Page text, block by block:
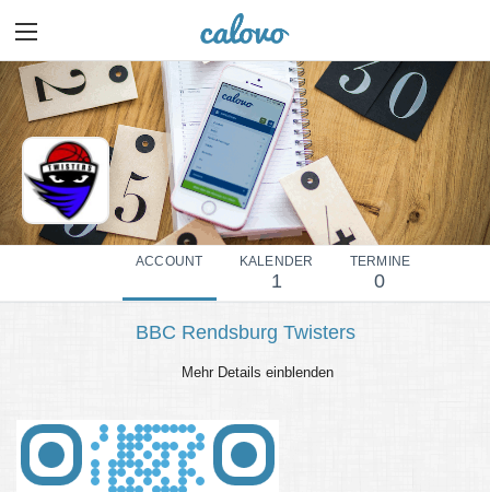
ACCOUNT KALENDER
1
TERMINE
0
BBC Rendsburg Twisters
Mehr Details einblenden